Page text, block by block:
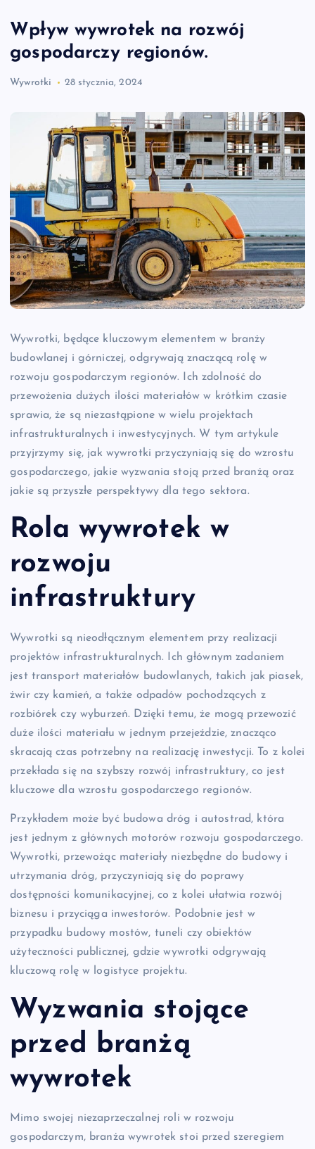
Wpływ wywrotek na rozwój
gospodarczy regionów.
Wywrotki 28 stycznia, 2024
Wywrotki, będące kluczowym elementem w branży
budowlanej i górniczej, odgrywają znaczącą rolę w
rozwoju gospodarczym regionów. Ich zdolność do
przewożenia dużych ilości materiałów w krótkim czasie
sprawia, że są niezastąpione w wielu projektach
infrastrukturalnych i inwestycyjnych. W tym artykule
przyjrzymy się, jak wywrotki przyczyniają się do wzrostu
gospodarczego, jakie wyzwania stoją przed branżą oraz
jakie są przyszłe perspektywy dla tego sektora.
Rola wywrotek w
rozwoju
infrastruktury
Wywrotki są nieodłącznym elementem przy realizacji
projektów infrastrukturalnych. Ich głównym zadaniem
jest transport materiałów budowlanych, takich jak piasek,
żwir czy kamień, a także odpadów pochodzących z
rozbiórek czy wyburzeń. Dzięki temu, że mogą przewozić
duże ilości materiału w jednym przejeździe, znacząco
skracają czas potrzebny na realizację inwestycji. To z kolei
przekłada się na szybszy rozwój infrastruktury, co jest
kluczowe dla wzrostu gospodarczego regionów.
Przykładem może być budowa dróg i autostrad, która
jest jednym z głównych motorów rozwoju gospodarczego.
Wywrotki, przewożąc materiały niezbędne do budowy i
utrzymania dróg, przyczyniają się do poprawy
dostępności komunikacyjnej, co z kolei ułatwia rozwój
biznesu i przyciąga inwestorów. Podobnie jest w
przypadku budowy mostów, tuneli czy obiektów
użyteczności publicznej, gdzie wywrotki odgrywają
kluczową rolę w logistyce projektu.
Wyzwania stojące
przed branżą
wywrotek
Mimo swojej niezaprzeczalnej roli w rozwoju
gospodarczym, branża wywrotek stoi przed szeregiem